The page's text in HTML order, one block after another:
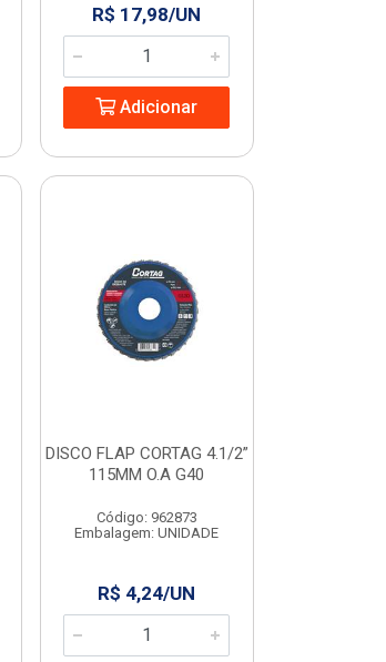
R$ 17,98/UN
Adicionar
DISCO FLAP CORTAG 4.1/2”
115MM O.A G40
Código: 962873
Embalagem: UNIDADE
R$ 4,24/UN